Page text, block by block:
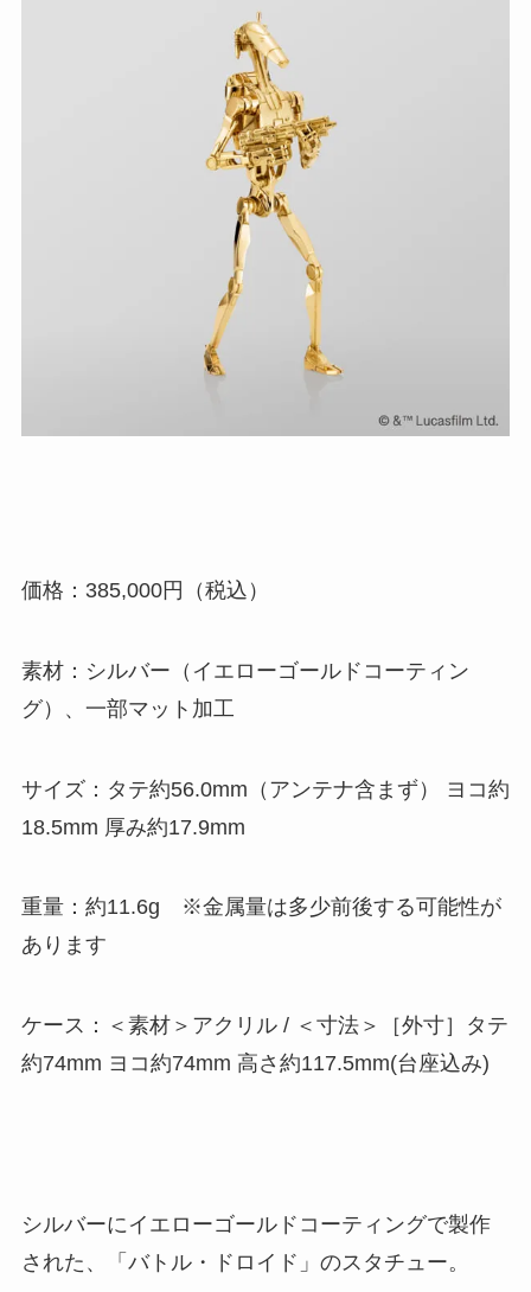
価格：385,000円（税込）
素材：シルバー（イエローゴールドコーティン
グ）、一部マット加工
サイズ：タテ約56.0mm（アンテナ含まず） ヨコ約
18.5mm 厚み約17.9mm
重量：約11.6g ※金属量は多少前後する可能性が
あります
ケース：＜素材＞アクリル / ＜寸法＞［外寸］タテ
約74mm ヨコ約74mm 高さ約117.5mm(台座込み)
シルバーにイエローゴールドコーティングで製作
された、「バトル・ドロイド」のスタチュー。